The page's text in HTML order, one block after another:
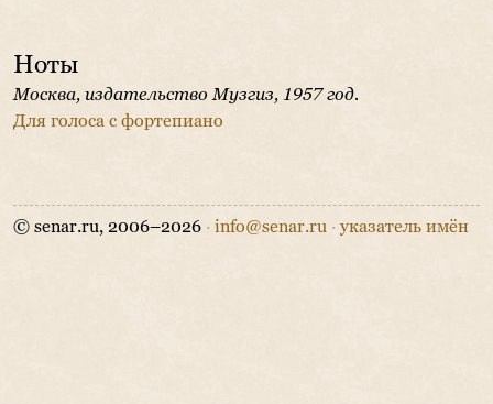
Ноты
Москва, издательство Музгиз, 1957 год.
Для голоса с фортепиано
© senar.ru, 2006–2026 · info@senar.ru · указатель имён